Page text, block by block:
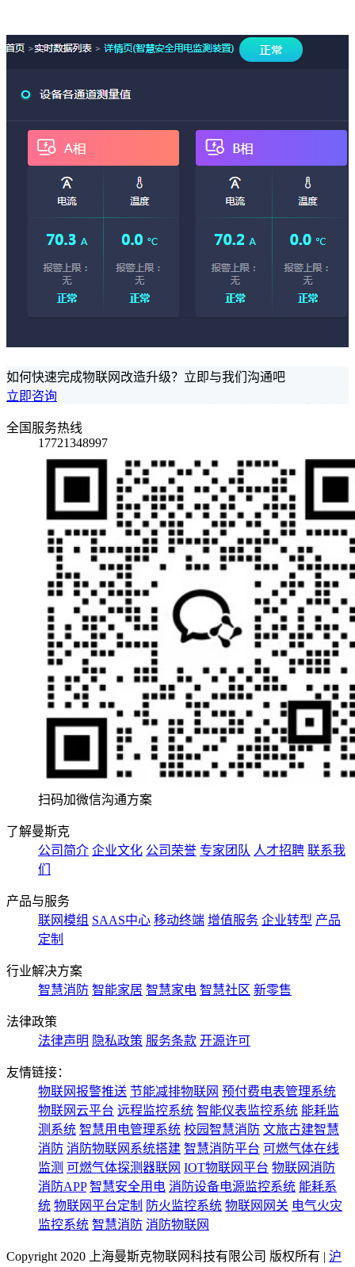
如何快速完成物联网改造升级？立即与我们沟通吧
立即咨询
全国服务热线
17721348997
扫码加微信沟通方案
了解曼斯克
公司简介 企业文化 公司荣誉 专家团队 人才招聘 联系我
们
产品与服务
联网模组 SAAS中心 移动终端 增值服务 企业转型 产品
定制
行业解决方案
智慧消防 智能家居 智慧家电 智慧社区 新零售
法律政策
法律声明 隐私政策 服务条款 开源许可
友情链接：
物联网报警推送 节能减排物联网 预付费电表管理系统
物联网云平台 远程监控系统 智能仪表监控系统 能耗监
测系统 智慧用电管理系统 校园智慧消防 文旅古建智慧
消防 消防物联网系统搭建 智慧消防平台 可燃气体在线
监测 可燃气体探测器联网 IOT物联网平台 物联网消防
消防APP 智慧安全用电 消防设备电源监控系统 能耗系
统 物联网平台定制 防火监控系统 物联网网关 电气火灾
监控系统 智慧消防 消防物联网
Copyright 2020 上海曼斯克物联网科技有限公司 版权所有 | 沪